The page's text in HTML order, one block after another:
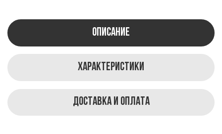
Описание
Характеристики
Доставка и оплата